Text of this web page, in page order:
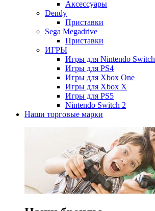
Аксессуары
Dendy
Приставки
Sega Megadrive
Приставки
ИГРЫ
Игры для Nintendo Switch
Игры для PS4
Игры для Xbox One
Игры для Xbox X
Игры для PS5
Nintendo Switch 2
Наши торговые марки